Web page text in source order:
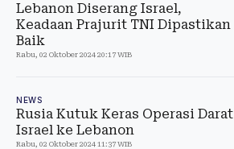
Lebanon Diserang Israel,
Keadaan Prajurit TNI Dipastikan
Baik
Rabu, 02 Oktober 2024 20:17 WIB
NEWS
Rusia Kutuk Keras Operasi Darat
Israel ke Lebanon
Rabu, 02 Oktober 2024 11:37 WIB